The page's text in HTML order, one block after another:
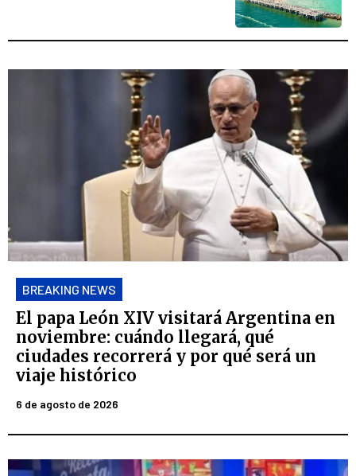
BREAKING NEWS
El papa León XIV visitará Argentina en
noviembre: cuándo llegará, qué
ciudades recorrerá y por qué será un
viaje histórico
6 de agosto de 2026